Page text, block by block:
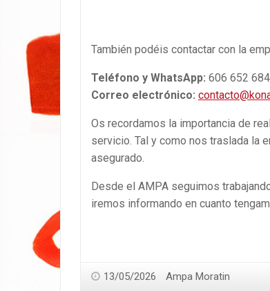
También podéis contactar con la
Teléfono y WhatsApp: 606 652 684
Correo electrónico:
Os recordamos la importancia de
servicio. Tal y como nos traslada la
asegurado.
Desde el AMPA seguimos
iremos informando en cuanto
13/05/2026 Ampa Moratin